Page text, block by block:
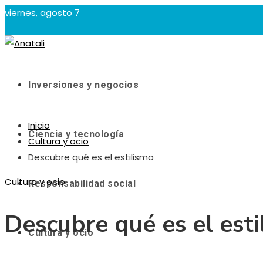
viernes, agosto 7
Inversiones y negocios
Ciencia y tecnología
Responsabilidad social
Cultura y ocio
Inicio
Cultura y ocio
Descubre qué es el estilismo
Cultura y ocio
Descubre qué es el